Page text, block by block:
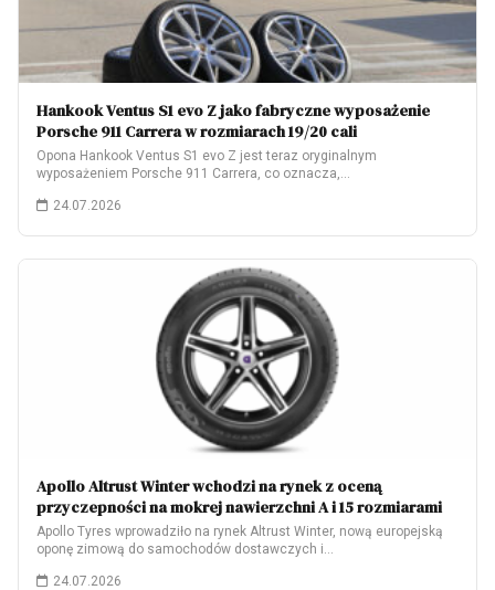
Hankook Ventus S1 evo Z jako fabryczne wyposażenie
Porsche 911 Carrera w rozmiarach 19/20 cali
Opona Hankook Ventus S1 evo Z jest teraz oryginalnym
wyposażeniem Porsche 911 Carrera, co oznacza,…
24.07.2026
Apollo Altrust Winter wchodzi na rynek z oceną
przyczepności na mokrej nawierzchni A i 15 rozmiarami
Apollo Tyres wprowadziło na rynek Altrust Winter, nową europejską
oponę zimową do samochodów dostawczych i…
24.07.2026